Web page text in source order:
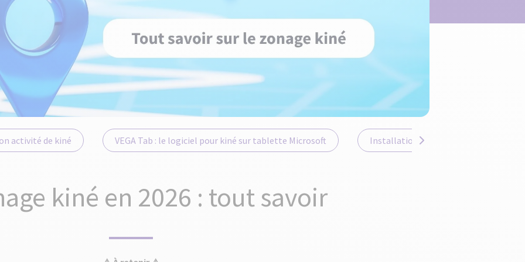
activité de kiné VEGA Tab : le logiciel pour kiné sur tablette Microsoft Installation en tant que kiné
kiné en 2026 : tout savoir